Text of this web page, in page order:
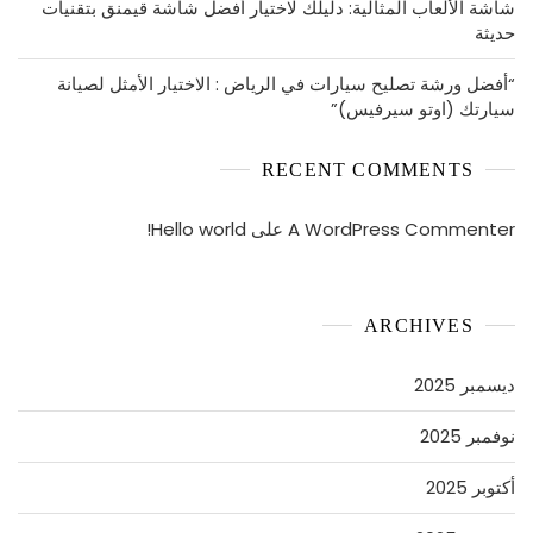
شاشة الألعاب المثالية: دليلك لاختيار أفضل شاشة قيمنق بتقنيات
حديثة
“أفضل ورشة تصليح سيارات في الرياض : الاختيار الأمثل لصيانة
سيارتك (اوتو سيرفيس)”
RECENT COMMENTS
A WordPress Commenter على Hello world!
ARCHIVES
ديسمبر 2025
نوفمبر 2025
أكتوبر 2025